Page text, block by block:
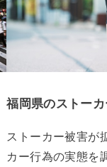
福岡県のストー
ストーカー被害が
カー行為の実態を